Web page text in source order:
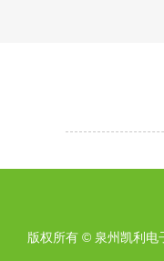
版权所有 © 泉州凯利电